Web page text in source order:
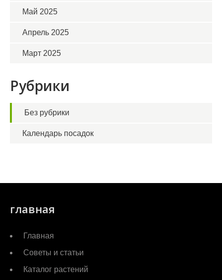
Май 2025
Апрель 2025
Март 2025
Рубрики
Без рубрики
Календарь посадок
главная
Главная
Советы и статьи
Каталог растений